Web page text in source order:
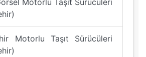
Motorlu Taşıt Sürücüleri
Motorlu Taşıt Sürücüleri